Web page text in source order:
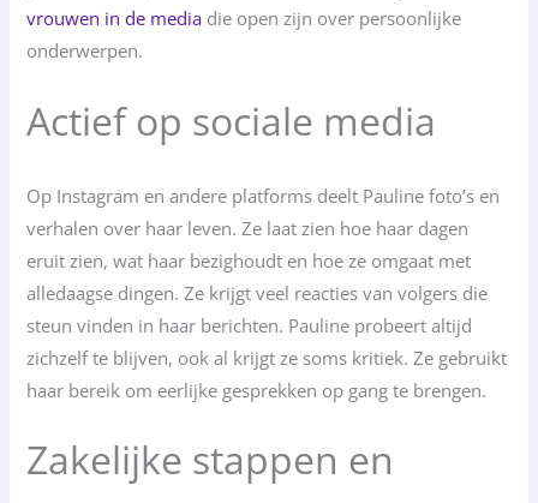
vrouwen in de media die open zijn over persoonlijke
onderwerpen.
Actief op sociale media
Op Instagram en andere platforms deelt Pauline foto’s en
verhalen over haar leven. Ze laat zien hoe haar dagen
eruit zien, wat haar bezighoudt en hoe ze omgaat met
alledaagse dingen. Ze krijgt veel reacties van volgers die
steun vinden in haar berichten. Pauline probeert altijd
zichzelf te blijven, ook al krijgt ze soms kritiek. Ze gebruikt
haar bereik om eerlijke gesprekken op gang te brengen.
Zakelijke stappen en